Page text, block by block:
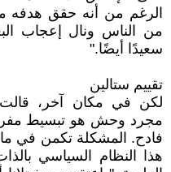
الرغم من أنه حقق هدفه
من الناس ونال إعجاب
سعيدًا أيضًا."
تقييم ستالين
لكن في مكان آخر، قالت
مجرد وحش هو تبسيط
فادح. المشكلة تكمن في
هذا النظام السياسي